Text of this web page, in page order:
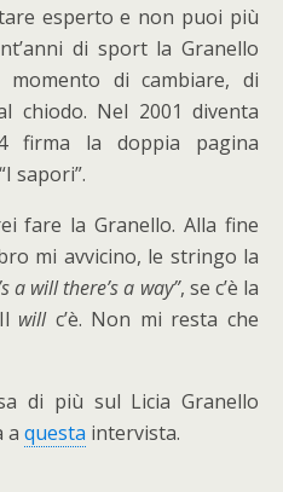
esperto e non puoi più
di sport la Granello
di cambiare, di
chiodo. Nel 2001 diventa
firma la doppia pagina
sapori”.
fare la Granello. Alla fine
mi avvicino, le stringo la
a will there’s a way”, se c’è la
willc’è. Non mi resta che
di più sul Licia Granello
a questa intervista.